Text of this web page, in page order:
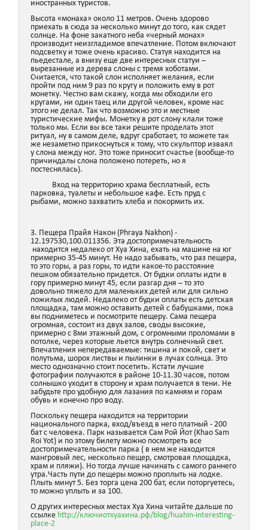
иностранных туристов.
Высота «монаха» около 11 метров. Очень здорово
приехать в сюда за несколько минут до того, как сядет
солнце. На фоне закатного неба «черный монах»
производит неизгладимое впечатление. Потом включают
подсветку и тоже очень красиво. Статуя находится на
пьедестале, а внизу еще две интересных статуи –
вырезанные из дерева слоны с тремя хоботами.
Считается, что такой слон исполняет желания, если
пройти под ним 9 раз по кругу и положить ему в рот
монетку. Честно вам скажу, когда мы обходили его
кругами, ни один таец или другой человек, кроме нас
этого не делал. Так что возможно это и местные
туристические мифы. Монетку в рот слону клали тоже
только мы. Если вы все таки решите проделать этот
ритуал, ну в самом деле, вдруг сработает, то можете так
же незаметно прикоснуться к тому, что скульптор изваял
у слона между ног. Это тоже приносит счастье (вообще-то
причиндалы слона положено потереть, но я
постеснялась).
Вход на территорию храма бесплатный, есть
парковка, туалеты и небольшое кафе. Есть пруд с
рыбами, можно захватить хлеба и покормить их.
3. Пещера Прайя Након (Phraya Nakhon) -
12.197530,100.011356. Эта достопримечательность
находится недалеко от Хуа Хина, ехать на машине на юг
примерно 35-45 минут. Не надо забывать, что раз пещера,
то это горы, а раз горы, то идти какое-то расстояние
пешком обязательно придется. От будки оплаты идти в
гору примерно минут 45, если разгар дня – то это
довольно тяжело для маленьких детей или для сильно
пожилых людей. Недалеко от будки оплаты есть детская
площадка, там можно оставить детей с бабушками, пока
вы подниметесь и посмотрите пещеру. Сама пещера
огромная, состоит из двух залов, своды высокие,
примерно с 8ми этажный дом, с огромными проломами в
потолке, через которые льется внутрь солнечный свет.
Впечатления непередаваемые: тишина и покой, свет и
полутьма, шорох листвы и пылинки в лучах солнца. Это
место однозначно стоит посетить. Кстати лучшие
фотографии получаются в районе 10-11.30 часов, потом
солнышко уходит в сторону и храм получается в тени. Не
забудьте про удобную для лазания по камням и горам
обувь и конечно про воду.
Поскольку пещера находится на территории
национального парка, вход/въезд в него платный - 200
бат с человека. Парк называется Сам Рой Йот (Khao Sam
Roi Yot) и по этому билету можно посмотреть все
достопримечательности парка ( в нем же находится
мангровый лес, несколько пещер, смотровая площадка,
храм и пляжи). Но тогда лучше начинать с самого раннего
утра.Часть пути до пещеры можно проплыть на лодке.
Плыть минут 5. Без торга цена 200 бат, если поторгуетесь,
то можно уплыть и за 100.
О других интересных местах Хуа Хина читайте дальше по
ссылке http://ключиотхуахина.рф/blog/huahin-interesting-
place-2